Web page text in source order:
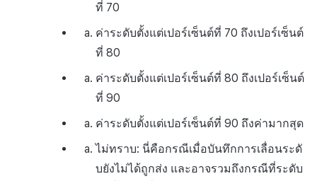
ที่ 70
ค่าระดับตั้งแต่เปอร์เซ็นต์ที่ 70 ถึงเปอร์เซ็นต์
ที่ 80
ค่าระดับตั้งแต่เปอร์เซ็นต์ที่ 80 ถึงเปอร์เซ็นต์
ที่ 90
ค่าระดับตั้งแต่เปอร์เซ็นต์ที่ 90 ถึงค่ามากสุด
ไม่ทราบ: นี่คือกรณีเมื่อบันทึกการเลื่อนระดั
บยังไม่ได้ถูกส่ง และอาจรวมถึงกรณีที่ระดับ